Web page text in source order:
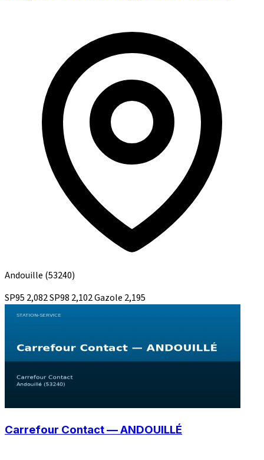
Andouille (53240)
SP95 2,082SP98 2,102Gazole 2,195
Carrefour Contact — ANDOUILLÉ